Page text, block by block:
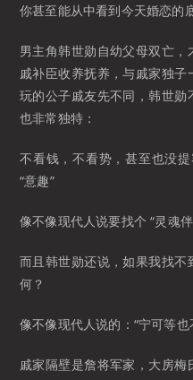
你甚至能从中看到今天婚恋的
男主角韩世勋自幼父母双亡
戚补臣收养抚养，与戚家独
玩的公子戚友先不同，韩世
也非常独特：
不看钱，不看势，甚至也没
“意趣”
像不像现代人说要找个 “灵魂伴
而且韩世勋还说，如果我找
何？
像不像现代人说的：“宁可等也
戚家隔壁是詹将军家，大房